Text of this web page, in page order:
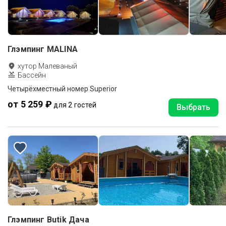
Глэмпинг MALINA
хутор Малеваный
Бассейн
Четырёхместный номер Superior
от 5 259 ₽ для 2 гостей Выбрать
Глэмпинг Butik Дача